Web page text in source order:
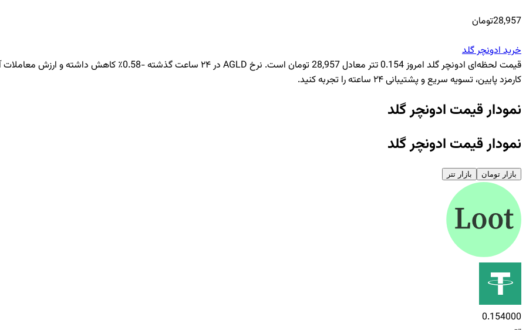
28,957تومان
خریدادونچر گلد
کارمزد پایین، تسویه سریع و پشتیبانی ۲۴ ساعته را تجربه کنید.
نمودار قیمت ادونچر گلد
نمودار قیمت ادونچر گلد
بازار تومان بازار تتر
0.154000